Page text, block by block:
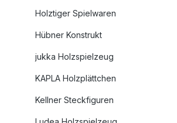
Holztiger Spielwaren
Hübner Konstrukt
jukka Holzspielzeug
KAPLA Holzplättchen
Kellner Steckfiguren